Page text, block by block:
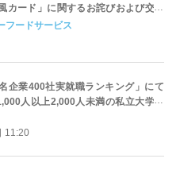
カード」に関するお詫びおよび交換
案内
フードサービス
企業400社実就職ランキング」にて
人以上2,000人未満の私立大学で
！～実就職率は26.5%（前年比＋
京の私立大学でも10位にランクイン
11:20